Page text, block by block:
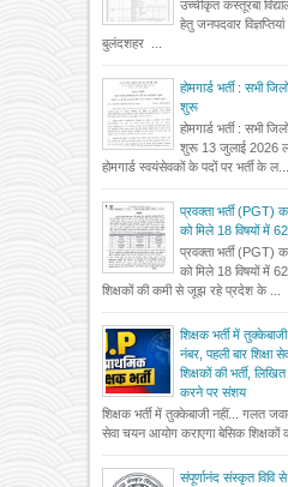
उच्चीकृत कस्तूरबा
हेतु जनपदवार
बुलंदशहर ...
होमगार्ड भर्ती : सभी
शुरू
होमगार्ड भर्ती : सभी
शुरू 13 जुलाई 2026
होमगार्ड स्वयंसेवकों के पदों पर भर्ती के ल...
प्रवक्ता भर्ती (PGT)
को मिले 18 विषयों में
प्रवक्ता भर्ती (PGT)
को मिले 18 विषयों में
शिक्षकों की कमी से जूझ रहे प्रदेश के ...
शिक्षक भर्ती में
नंबर, पहली बार शिक्षा
शिक्षकों की भर्ती,
करने पर संशय
शिक्षक भर्ती में तुक्केबाजी नहीं... गलत
सेवा चयन आयोग कराएगा बेसिक शिक्षकों की
संपूर्णानंद संस्कृत विवि